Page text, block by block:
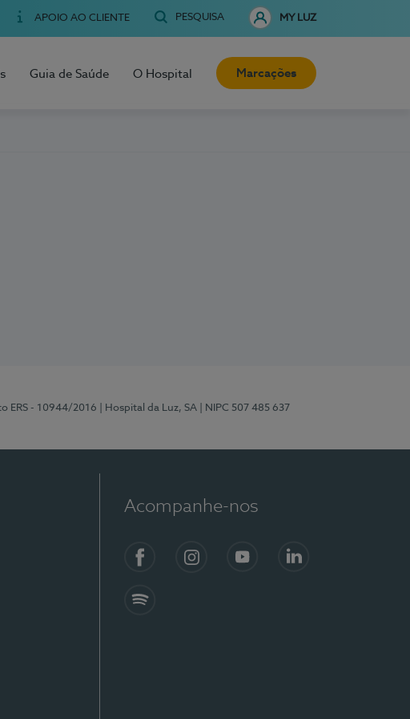
APOIO AO CLIENTE PESQUISA MY LUZ
Guia de Saúde O Hospital Marcações
ERS - 10944/2016 | Hospital da Luz, SA | NIPC 507 485 637
Acompanhe-nos